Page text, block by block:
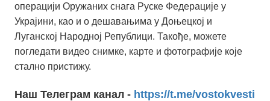
операцији Оружаних снага Руске Федерације у
Украјини, као и о дешавањима у Доњецкој и
Луганској Народној Републици. Такође, можете
погледати видео снимке, карте и фотографије које
стално пристижу.
Наш Телеграм канал - https://t.me/vostokvesti